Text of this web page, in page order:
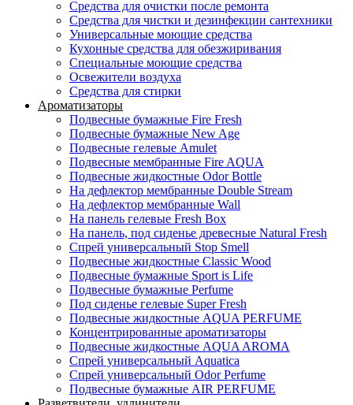
Средства для очистки после ремонта
Средства для чистки и дезинфекции сантехники
Универсальные моющие средства
Кухонные средства для обезжиривания
Специальные моющие средства
Освежители воздуха
Средства для стирки
Ароматизаторы
Подвесные бумажные Fire Fresh
Подвесные бумажные New Age
Подвесные гелевые Amulet
Подвесные мембранные Fire AQUA
Подвесные жидкостные Odor Bottle
На дефлектор мембранные Double Stream
На дефлектор мембранные Wall
На панель гелевые Fresh Box
На панель, под сиденье древесные Natural Fresh
Спрей универсальный Stop Smell
Подвесные жидкостные Classic Wood
Подвесные бумажные Sport is Life
Подвесные бумажные Perfume
Под сиденье гелевые Super Fresh
Подвесные жидкостные AQUA PERFUME
Концентрированные ароматизаторы
Подвесные жидкостные AQUA AROMA
Спрей универсальный Aquatica
Спрей универсальный Odor Perfume
Подвесные бумажные AIR PERFUME